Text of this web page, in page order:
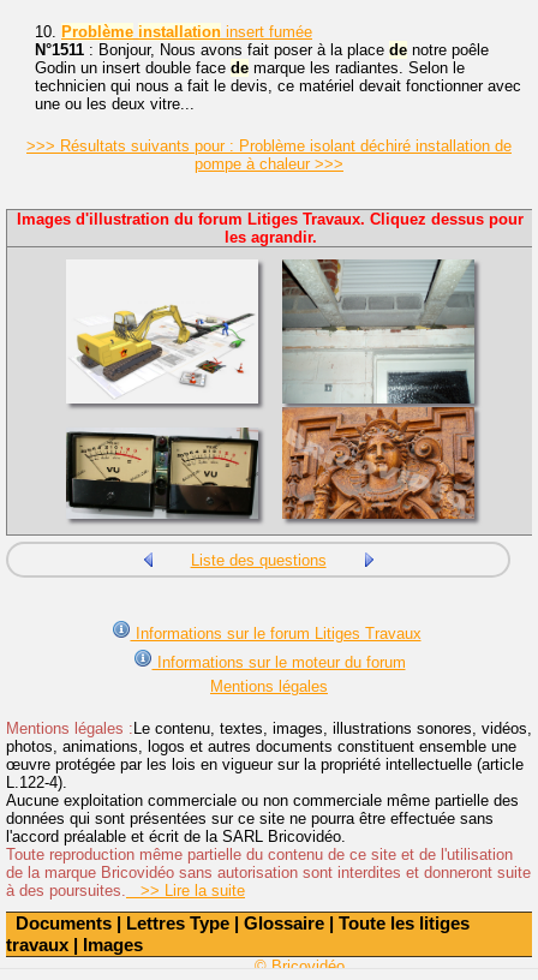
Documents | Lettres Type | Glossaire | Toute les litiges
travaux | Images
10. Problème installation insert fumée
N°1511 : Bonjour, Nous avons fait poser à la place de notre poêle
Godin un insert double face de marque les radiantes. Selon le
technicien qui nous a fait le devis, ce matériel devait fonctionner avec
une ou les deux vitre...
>>> Résultats suivants pour : Problème isolant déchiré installation de
pompe à chaleur >>>
Images d'illustration du forum Litiges Travaux. Cliquez dessus pour
les agrandir.
Liste des questions
Informations sur le forum Litiges Travaux
Informations sur le moteur du forum
Mentions légales
Mentions légales : Le contenu, textes, images, illustrations sonores, vidéos,
photos, animations, logos et autres documents constituent ensemble une
œuvre protégée par les lois en vigueur sur la propriété intellectuelle (article
L.122-4).
Aucune exploitation commerciale ou non commerciale même partielle des
données qui sont présentées sur ce site ne pourra être effectuée sans
l'accord préalable et écrit de la SARL Bricovidéo.
Toute reproduction même partielle du contenu de ce site et de l'utilisation
de la marque Bricovidéo sans autorisation sont interdites et donneront suite
à des poursuites.
>> Lire la suite
© Bricovidéo